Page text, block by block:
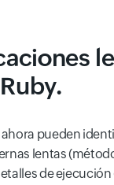
pueden
lentas
de